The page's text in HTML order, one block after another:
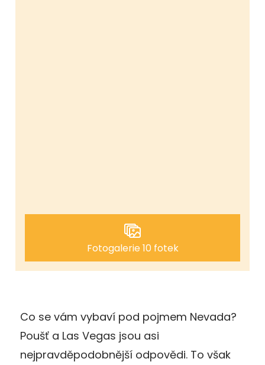
Fotogalerie 10 fotek
Co se vám vybaví pod pojmem Nevada?
Poušť a Las Vegas jsou asi
nejpravděpodobnější odpovědi. To však